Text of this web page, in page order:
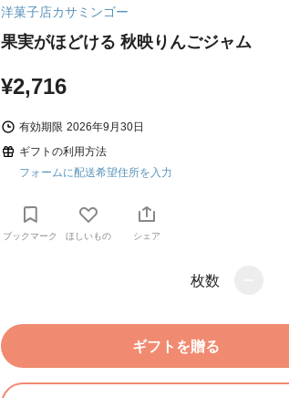
洋菓子店カサミンゴー
果実がほどける 秋映りんごジャム
¥2,716
有効期限 2026年9月30日
ギフトの利用方法
フォームに配送希望住所を入力
ブックマーク ほしいもの シェア
枚数
ギフトを贈る